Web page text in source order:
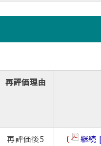
再評価理由
再評価後5
〔 継続